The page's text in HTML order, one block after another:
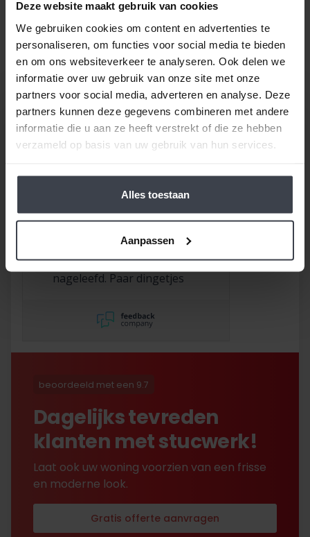
Deze website maakt gebruik van cookies
We gebruiken cookies om content en advertenties te
personaliseren, om functies voor social media te bieden
en om ons websiteverkeer te analyseren. Ook delen we
informatie over uw gebruik van onze site met onze
partners voor social media, adverteren en analyse. Deze
partners kunnen deze gegevens combineren met andere
informatie die u aan ze heeft verstrekt of die ze hebben
verzameld op basis van uw gebruik van hun services.
Alles toestaan
Aanpassen
een goede prijs, laat dan je stucwerk, pleisterwerk of
spuitwerk voordelig op maat inmeten en realiseren.
Gewoon bij u thuis, voor een echte Slegers
Spuitwerken prijs.
116 reviews
9/10 Rob
Goed bedrijf waar
afspraken worden
nageleefd. Paar dingetjes
korting gekregen. Duurde
lang eer ik de sleutel
met excuses , maar na
is alles toch na
beoordeeld met een 9.7
Dagelijks tevreden
klanten met stucwerk!
Laat ook uw woning voorzien van een frisse
en moderne look.
Gratis offerte aanvragen